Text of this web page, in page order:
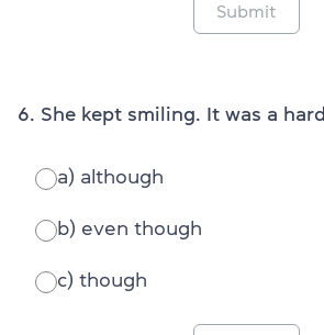
Submit
6. She kept smiling. It was a hard
a) although
b) even though
c) though